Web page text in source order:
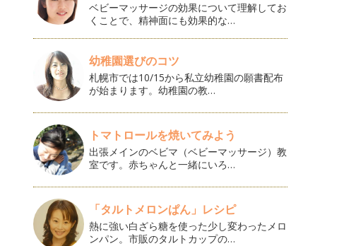
ベビーマッサージの効果について理解してお
くことで、精神面にも効果的な…
幼稚園選びのコツ
札幌市では10/15から私立幼稚園の願書配布
が始まります。幼稚園の教…
トマトロールを焼いてみよう
出張メインのベビマ（ベビーマッサージ）教
室です。赤ちゃんと一緒にいろ…
「タルトメロンぱん」レシピ
熱に強い白ざら糖を使った少し変わったメロ
ンパン。市販のタルトカップの…